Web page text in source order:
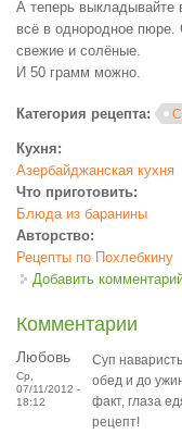
А теперь выкладывайте
всё в однородное
свежие и солёные.
И 50 грамм можно.
Категория рецепта:
Кухня:
Азербайджанская кухня
Что приготовить:
Блюда из баранины
Авторство:
Рецепты по Похлебкину
Добавить
Комментарии
Любовь
Ср,
07/11/2012 -
18:12
Суп
обед и до
факт, глаза
рецепт!